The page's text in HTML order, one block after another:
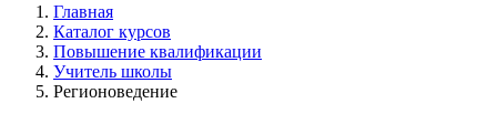
Главная
Каталог курсов
Повышение квалификации
Учитель школы
Регионоведение